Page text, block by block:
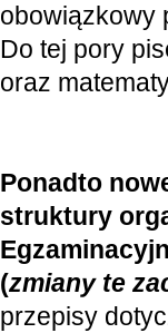
obowiązkowy
Do tej pory
oraz
Ponadto
struktury
(zmiany te
przepisy